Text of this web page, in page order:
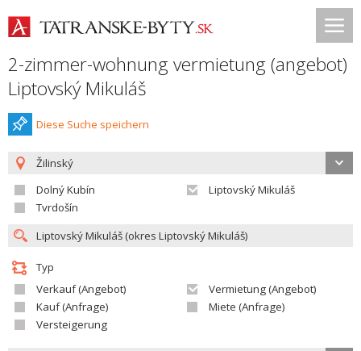
2-zimmer-wohnung vermietung (angebot)
Liptovský Mikuláš
Diese Suche speichern
Žilinský
Dolný Kubín
Liptovský Mikuláš
Tvrdošín
Typ
Verkauf (Angebot)
Vermietung (Angebot)
Kauf (Anfrage)
Miete (Anfrage)
Versteigerung